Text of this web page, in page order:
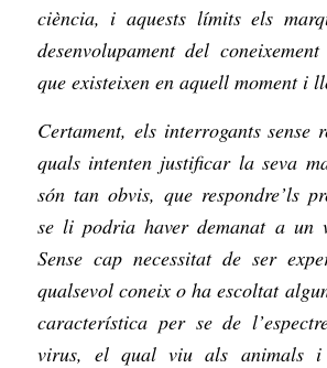
ciència, i aquests límits els
desenvolupament del
que existeixen en aquell moment i
Certament, els interrogants sense
quals intenten justificar la seva
són tan obvis, que respondre’ls
se li podria haver demanat a un
Sense cap necessitat de ser
qualsevol coneix o ha escoltat
característica per sede
virus, el qual viu als animals i